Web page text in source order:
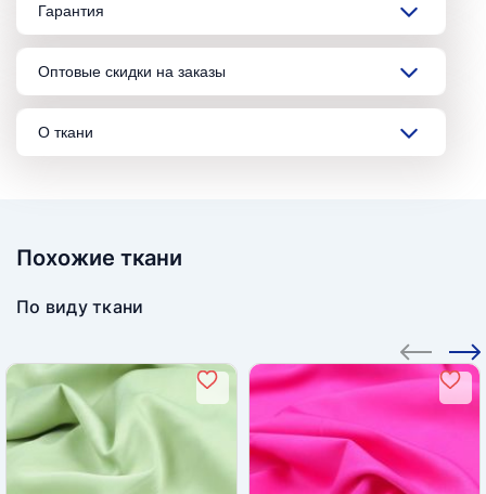
Гарантия
Оптовые скидки на заказы
О ткани
Похожие ткани
По виду ткани